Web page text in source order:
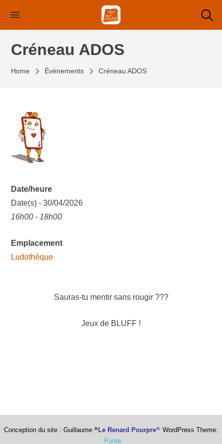
contentCréneau ADOS
Home Évènements Créneau ADOS
Date/heure
Date(s) - 30/04/2026
16h00 - 18h00
Emplacement
Ludothèque
Sauras-tu mentir sans rougir ???
Jeux de BLUFF !
Conception du site : Guillaume ^Le Renard Pourpre^ WordPress Theme:
Punte